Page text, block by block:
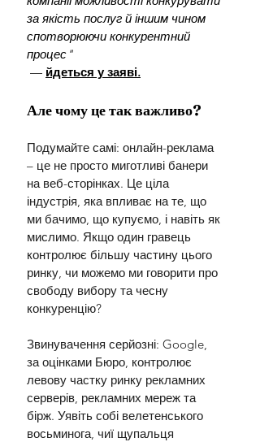
за якість послуг й іншим чином
спотворюючи конкурентний
процес"
— йдеться у заяві.
Але чому це так важливо?
Подумайте самі: онлайн-реклама
– це не просто миготливі банери
на веб-сторінках. Це ціла
індустрія, яка впливає на те, що
ми бачимо, що купуємо, і навіть як
мислимо. Якщо один гравець
контролює більшу частину цього
ринку, чи можемо ми говорити про
свободу вибору та чесну
конкуренцію?
Звинувачення серйозні: Google,
за оцінками Бюро, контролює
левову частку ринку рекламних
серверів, рекламних мереж та
бірж. Уявіть собі велетенського
восьминога, чиї щупальця